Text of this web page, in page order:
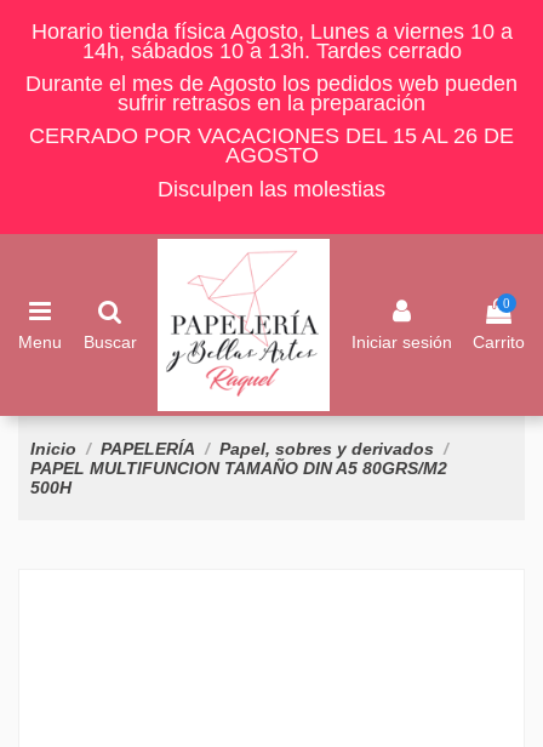
Horario tienda física Agosto, Lunes a viernes 10 a
14h, sábados 10 a 13h. Tardes cerrado
Durante el mes de Agosto los pedidos web pueden
sufrir retrasos en la preparación
CERRADO POR VACACIONES DEL 15 AL 26 DE
AGOSTO
Disculpen las molestias
Menu Buscar Iniciar sesión
0
Carrito
Inicio PAPELERÍA
Papel, sobres y derivados
PAPEL MULTIFUNCION TAMAÑO DIN A5 80GRS/M2
500H